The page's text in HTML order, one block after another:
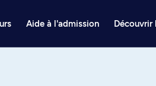
Aide à l'admission Découvrir